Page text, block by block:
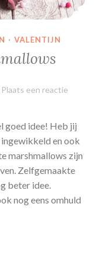
· VALENTIJN
Plaats een reactie
goed idee! Heb jij
en ook
marshmallows zijn
Zelfgemaakte
beter idee.
nog eens omhuld